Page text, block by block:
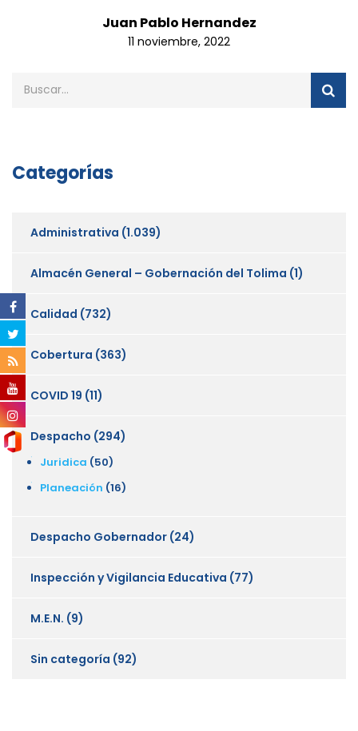
Juan Pablo Hernandez
11 noviembre, 2022
Categorías
Administrativa (1.039)
Almacén General – Gobernación del Tolima (1)
Calidad (732)
Cobertura (363)
COVID 19 (11)
Despacho (294)
Juridica (50)
Planeación (16)
Despacho Gobernador (24)
Inspección y Vigilancia Educativa (77)
M.E.N. (9)
Sin categoría (92)